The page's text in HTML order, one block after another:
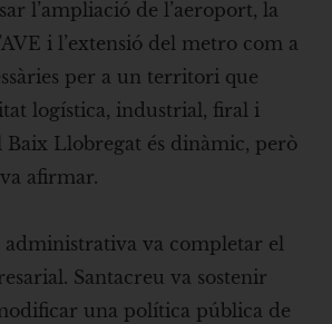
l’ampliació de l’aeroport, la
i l’extensió del metro com a
per a un territori que
logística, industrial, firal i
Baix Llobregat és dinàmic, però
afirmar.
va completar el
Santacreu va sostenir
una política pública de